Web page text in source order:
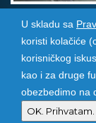
Srbija Info©
Izrada
U skladu sa
koristi kolačiće
korisničkog
kao i za druge
obezbedimo na